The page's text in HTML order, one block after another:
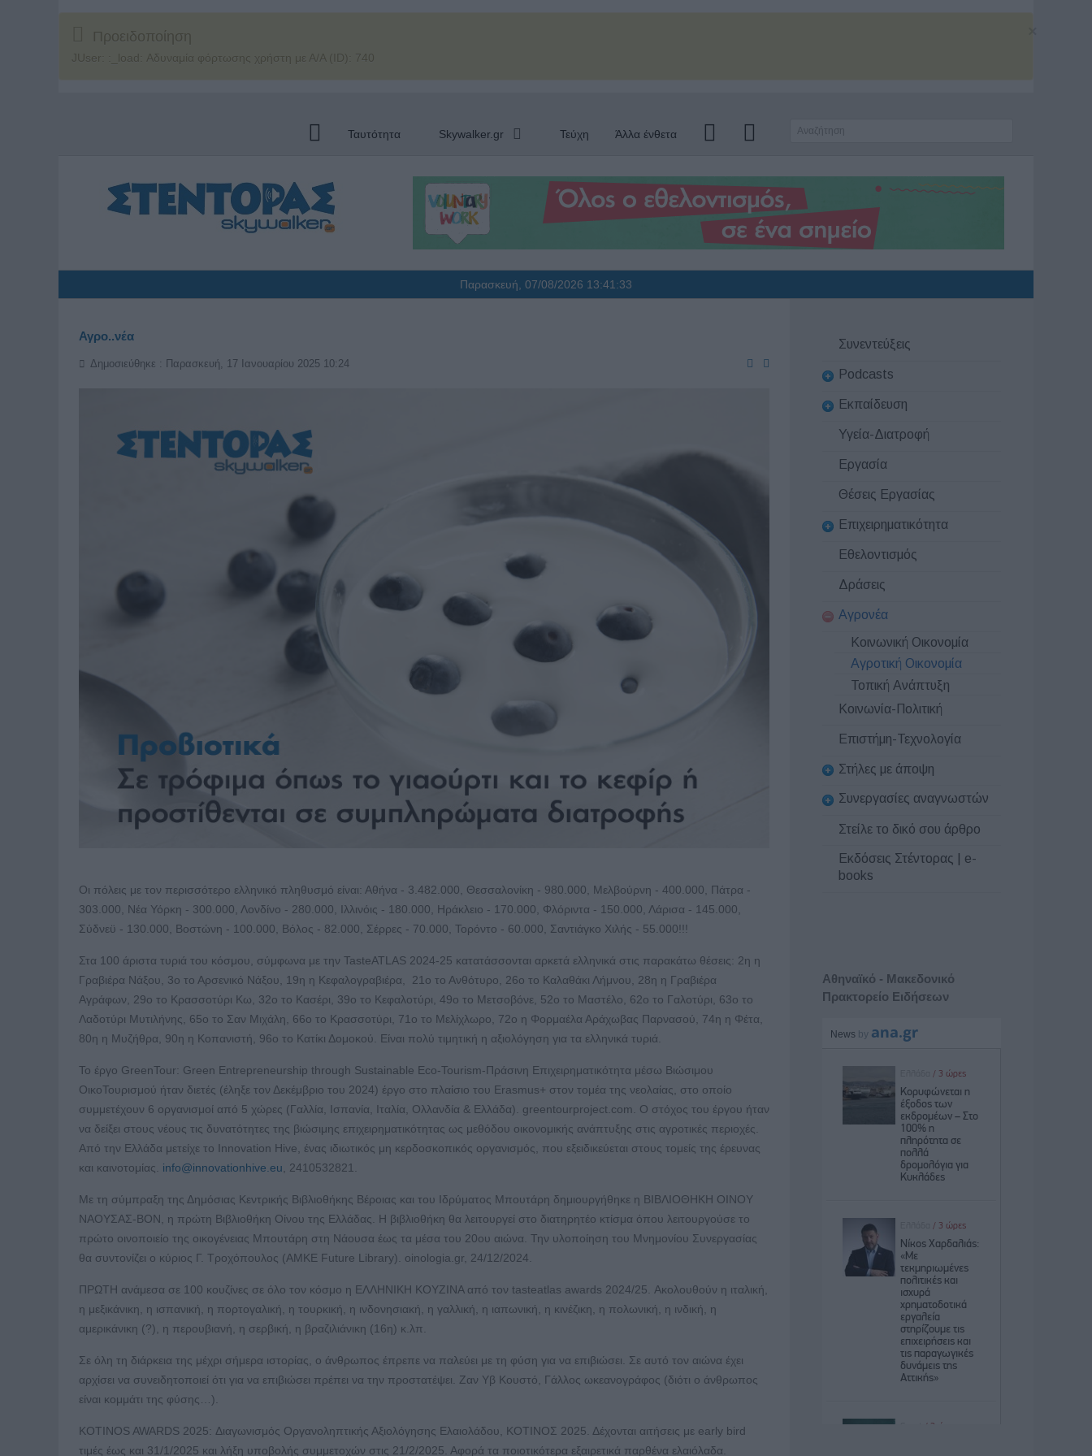
Προειδοποίηση
JUser: :_load: Αδυναμία φόρτωσης χρήστη με Α/Α (ID): 740
Ταυτότητα Skywalker.gr Τεύχη Άλλα ένθετα
Παρασκευή, 07/08/2026 13:41:34
Αγρο..νέα
Δημοσιεύθηκε : Παρασκευή, 17 Ιανουαρίου 2025 10:24
Οι πόλεις με τον περισσότερο ελληνικό πληθυσμό είναι: Αθήνα - 3.482.000, Θεσσαλονίκη - 980.000, Μελβούρνη - 400.000, Πάτρα -
303.000, Νέα Υόρκη - 300.000, Λονδίνο - 280.000, Ιλλινόις - 180.000, Ηράκλειο - 170.000, Φλόριντα - 150.000, Λάρισα - 145.000,
Σύδνεϋ - 130.000, Βοστώνη - 100.000, Βόλος - 82.000, Σέρρες - 70.000, Τορόντο - 60.000, Σαντιάγκο Χιλής - 55.000!!!
Στα 100 άριστα τυριά του κόσμου, σύμφωνα με την TasteATLAS 2024-25 κατατάσσονται αρκετά ελληνικά στις παρακάτω θέσεις: 2η η
Γραβιέρα Νάξου, 3ο το Αρσενικό Νάξου, 19η η Κεφαλογραβιέρα, 21ο το Ανθότυρο, 26ο το Καλαθάκι Λήμνου, 28η η Γραβιέρα
Αγράφων, 29ο το Κρασσοτύρι Κω, 32ο το Κασέρι, 39ο το Κεφαλοτύρι, 49ο το Μετσοβόνε, 52ο το Μαστέλο, 62ο το Γαλοτύρι, 63ο το
Λαδοτύρι Μυτιλήνης, 65ο το Σαν Μιχάλη, 66ο το Κρασσοτύρι, 71ο το Μελίχλωρο, 72ο η Φορμαέλα Αράχωβας Παρνασού, 74η η Φέτα,
80η η Μυζήθρα, 90η η Κοπανιστή, 96ο το Κατίκι Δομοκού. Είναι πολύ τιμητική η αξιολόγηση για τα ελληνικά τυριά.
Το έργο GreenTour: Green Entrepreneurship through Sustainable Eco-Tourism-Πράσινη Επιχειρηματικότητα μέσω Βιώσιμου
ΟικοΤουρισμού ήταν διετές (έληξε τον Δεκέμβριο του 2024) έργο στο πλαίσιο του Erasmus+ στον τομέα της νεολαίας, στο οποίο
συμμετέχουν 6 οργανισμοί από 5 χώρες (Γαλλία, Ισπανία, Ιταλία, Ολλανδία & Ελλάδα). greentourproject.com. Ο στόχος του έργου ήταν
να δείξει στους νέους τις δυνατότητες της βιώσιμης επιχειρηματικότητας ως μεθόδου οικονομικής ανάπτυξης στις αγροτικές περιοχές.
Από την Ελλάδα μετείχε το Innovation Hive, ένας ιδιωτικός μη κερδοσκοπικός οργανισμός, που εξειδικεύεται στους τομείς της έρευνας
και καινοτομίας. info@innovationhive.eu, 2410532821.
Με τη σύμπραξη της Δημόσιας Κεντρικής Βιβλιοθήκης Βέροιας και του Ιδρύματος Μπουτάρη δημιουργήθηκε η ΒΙΒΛΙΟΘΗΚΗ ΟΙΝΟΥ
ΝΑΟΥΣΑΣ-ΒΟΝ, η πρώτη Βιβλιοθήκη Οίνου της Ελλάδας. Η βιβλιοθήκη θα λειτουργεί στο διατηρητέο κτίσμα όπου λειτουργούσε το
πρώτο οινοποιείο της οικογένειας Μπουτάρη στη Νάουσα έως τα μέσα του 20ου αιώνα. Την υλοποίηση του Μνημονίου Συνεργασίας
θα συντονίζει ο κύριος Γ. Τροχόπουλος (ΑΜΚΕ Future Library). oinologia.gr, 24/12/2024.
ΠΡΩΤΗ ανάμεσα σε 100 κουζίνες σε όλο τον κόσμο η ΕΛΛΗΝΙΚΗ ΚΟΥΖΙΝΑ από τον tasteatlas awards 2024/25. Ακολουθούν η ιταλική,
η μεξικάνικη, η ισπανική, η πορτογαλική, η τουρκική, η ινδονησιακή, η γαλλική, η ιαπωνική, η κινέζικη, η πολωνική, η ινδική, η
αμερικάνικη (?), η περουβιανή, η σερβική, η βραζιλιάνικη (16η) κ.λπ.
Σε όλη τη διάρκεια της μέχρι σήμερα ιστορίας, ο άνθρωπος έπρεπε να παλεύει με τη φύση για να επιβιώσει. Σε αυτό τον αιώνα έχει
αρχίσει να συνειδητοποιεί ότι για να επιβιώσει πρέπει να την προστατέψει. Ζαν Υβ Κουστό, Γάλλος ωκεανογράφος (διότι ο άνθρωπος
είναι κομμάτι της φύσης…).
KOTINOS AWARDS 2025: Διαγωνισμός Οργανοληπτικής Αξιολόγησης Ελαιολάδου, ΚΟΤΙΝΟΣ 2025. Δέχονται αιτήσεις με early bird
τιμές έως και 31/1/2025 και λήξη υποβολής συμμετοχών στις 21/2/2025. Αφορά τα ποιοτικότερα εξαιρετικά παρθένα ελαιόλαδα.
Συνεντεύξεις
Podcasts
Εκπαίδευση
Υγεία-Διατροφή
Εργασία
Θέσεις Εργασίας
Επιχειρηματικότητα
Εθελοντισμός
Δράσεις
Αγρονέα
Κοινωνική Οικονομία
Αγροτική Οικονομία
Τοπική Ανάπτυξη
Κοινωνία-Πολιτική
Επιστήμη-Τεχνολογία
Στήλες με άποψη
Συνεργασίες αναγνωστών
Στείλε το δικό σου άρθρο
Εκδόσεις Στέντορας | e-
books
Αθηναϊκό - Μακεδονικό
Πρακτορείο Ειδήσεων